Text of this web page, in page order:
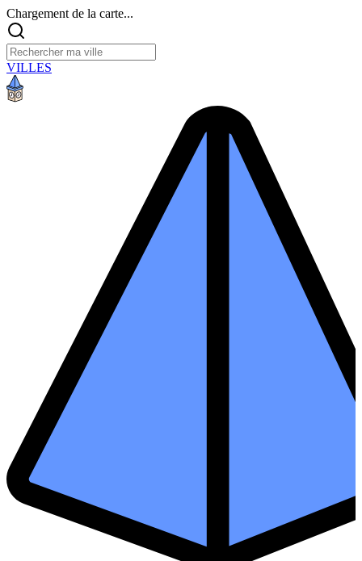
Chargement de la carte...
VILLES